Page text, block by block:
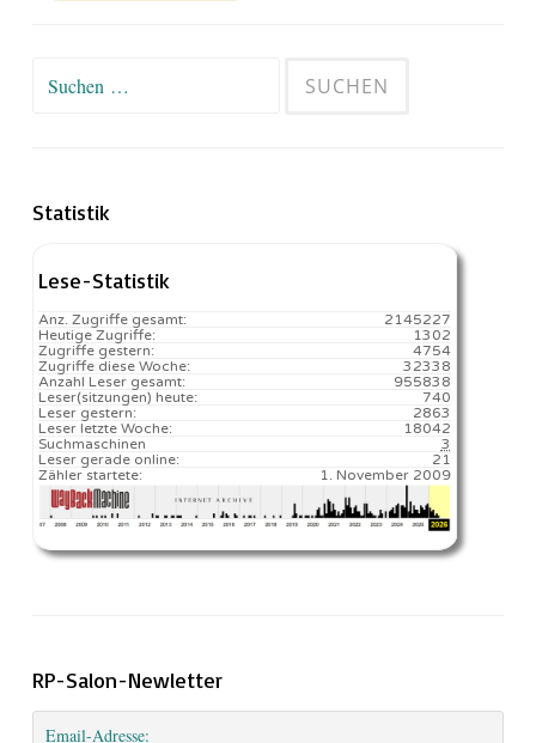
Suchen
Statistik
Lese-Statistik
2145227
Anz. Zugriffe gesamt:
1302
Heutige Zugriffe:
4754
Zugriffe gestern:
32338
Zugriffe diese Woche:
955838
Anzahl Leser gesamt:
740️
Leser(sitzungen) heute:
2863
Leser gestern:
18042️
Leser letzte Woche:
3
Suchmaschinen
21
Leser gerade online:
1. November 2009
Zähler startete:
RP-Salon-Newletter